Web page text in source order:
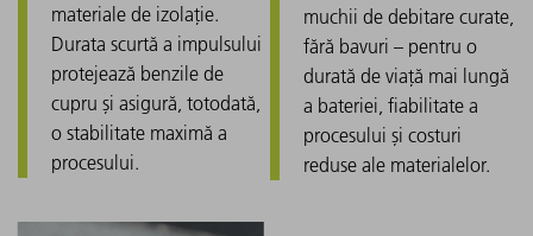
materiale de izolație.
Durata scurtă a impulsului
protejează benzile de
cupru și asigură, totodată,
o stabilitate maximă a
procesului.
muchii de debitare curate,
fără bavuri – pentru o
durată de viață mai lungă
a bateriei, fiabilitate a
procesului și costuri
reduse ale materialelor.